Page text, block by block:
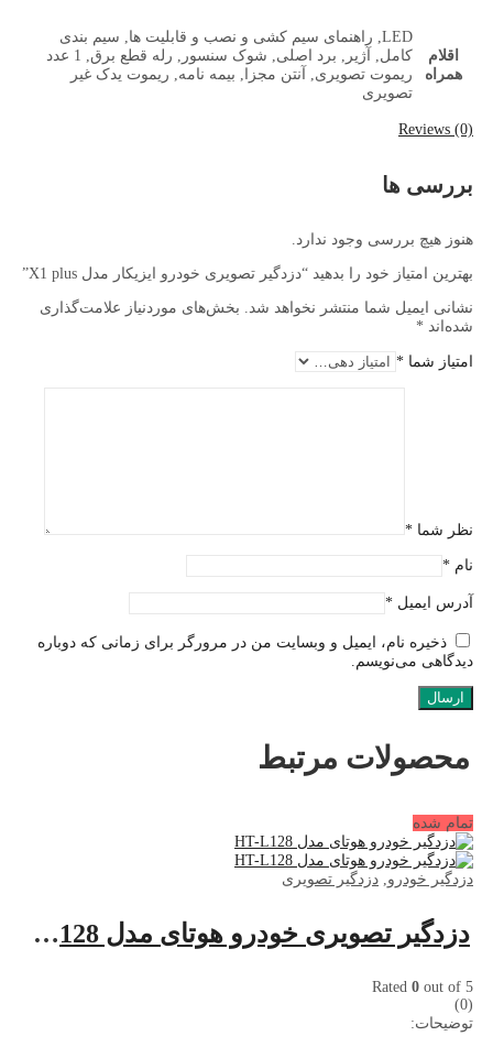
اقلام
همراه
LED, راهنمای سیم کشی و نصب و قابلیت ها, سیم بندی
کامل, آژیر, برد اصلی, شوک سنسور, رله قطع برق, 1 عدد
ریموت تصویری, آنتن مجزا, بیمه نامه, ریموت یدک غیر
تصویری
Reviews (0)
بررسی ها
هنوز هیچ بررسی وجود ندارد.
بهترین امتیاز خود را بدهید “دزدگیر تصویری خودرو ایزیکار مدل X1 plus”
نشانی ایمیل شما منتشر نخواهد شد. بخش‌های موردنیاز علامت‌گذاری
شده‌اند *
امتیاز شما *
نظر شما *
نام *
آدرس ایمیل *
ذخیره نام، ایمیل و وبسایت من در مرورگر برای زمانی که دوباره
دیدگاهی می‌نویسم.
محصولات مرتبط
تمام شده
دزدگیر خودرو دزدگیر تصویری
دزدگیر تصویری خودرو هوتای مدل HT-L128
Rated 0 out of 5
(0)
توضیحات: